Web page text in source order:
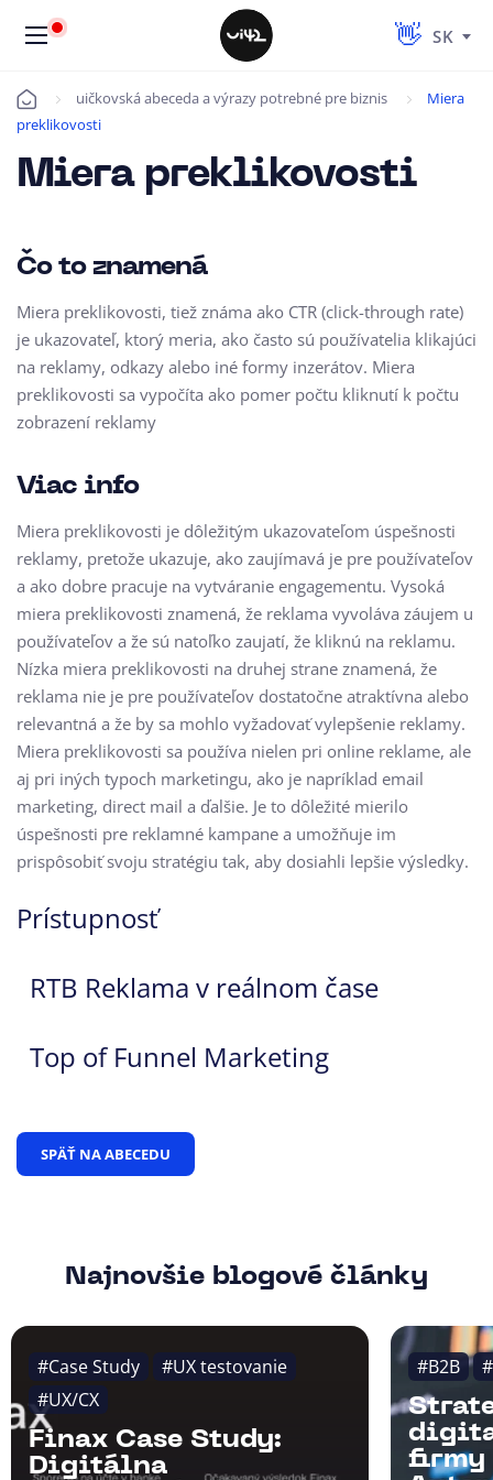
SK
Úvod uičkovská abeceda a výrazy potrebné pre biznis
Miera
preklikovosti
Miera preklikovosti
Čo to znamená
Miera preklikovosti, tiež známa ako CTR (click-through rate)
je ukazovateľ, ktorý meria, ako často sú používatelia klikajúci
na reklamy, odkazy alebo iné formy inzerátov. Miera
preklikovosti sa vypočíta ako pomer počtu kliknutí k počtu
zobrazení reklamy
Viac info
Miera preklikovosti je dôležitým ukazovateľom úspešnosti
reklamy, pretože ukazuje, ako zaujímavá je pre používateľov
a ako dobre pracuje na vytváranie engagementu. Vysoká
miera preklikovosti znamená, že reklama vyvoláva záujem u
používateľov a že sú natoľko zaujatí, že kliknú na reklamu.
Nízka miera preklikovosti na druhej strane znamená, že
reklama nie je pre používateľov dostatočne atraktívna alebo
relevantná a že by sa mohlo vyžadovať vylepšenie reklamy.
Miera preklikovosti sa používa nielen pri online reklame, ale
aj pri iných typoch marketingu, ako je napríklad email
marketing, direct mail a ďalšie. Je to dôležité mierilo
úspešnosti pre reklamné kampane a umožňuje im
prispôsobiť svoju stratégiu tak, aby dosiahli lepšie výsledky.
Prístupnosť
RTB Reklama v reálnom čase
Top of Funnel Marketing
SPÄŤ NA ABECEDU
Najnovšie blogové články
#Case Study
#UX testovanie
#UX/CX
Finax Case Study:
Digitálna
#B2B
firmy